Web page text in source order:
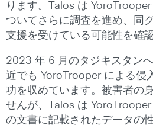
ります。Talos は
ついてさらに調査を進め、同
支援を受けている可能性を確
2023 年 6 月のタジキスタン
近でも YoroTrooper による侵
功を収めています。被害者の
せんが、Talos は
の文書に記載されたデータの